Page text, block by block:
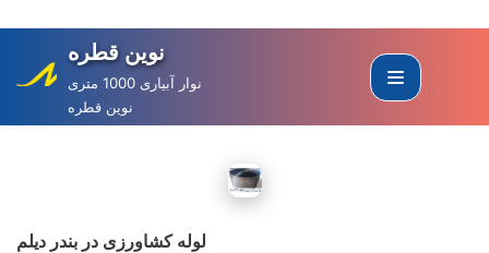
to
content
نوین قطره
نوار آبیاری 1000 متری
نوین قطره
لوله کشاورزی در بندر دیلم